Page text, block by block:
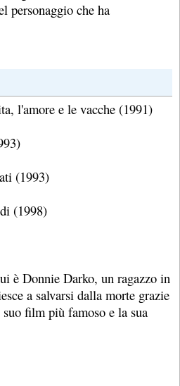
personaggio che ha
l'amore e le vacche (1991)
(1993)
(1998)
è Donnie Darko, un ragazzo in
a salvarsi dalla morte grazie
film più famoso e la sua